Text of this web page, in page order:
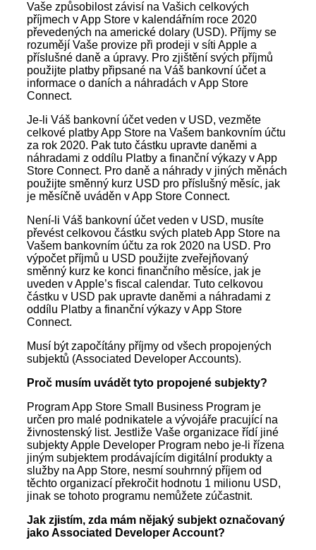
Vaše způsobilost závisí na Vašich celkových
příjmech v App Store v kalendářním roce 2020
převedených na americké dolary (USD). Příjmy se
rozumějí Vaše provize při prodeji v síti Apple a
příslušné daně a úpravy. Pro zjištění svých příjmů
použijte platby připsané na Váš bankovní účet a
informace o daních a náhradách v App Store
Connect.
Je-li Váš bankovní účet veden v USD, vezměte
celkové platby App Store na Vašem bankovním účtu
za rok 2020. Pak tuto částku upravte daněmi a
náhradami z oddílu Platby a finanční výkazy v App
Store Connect. Pro daně a náhrady v jiných měnách
použijte směnný kurz USD pro příslušný měsíc, jak
je měsíčně uváděn v App Store Connect.
Není-li Váš bankovní účet veden v USD, musíte
převést celkovou částku svých plateb App Store na
Vašem bankovním účtu za rok 2020 na USD. Pro
výpočet příjmů u USD použijte zveřejňovaný
směnný kurz ke konci finančního měsíce, jak je
uveden v Apple’s fiscal calendar. Tuto celkovou
částku v USD pak upravte daněmi a náhradami z
oddílu Platby a finanční výkazy v App Store
Connect.
Musí být započítány příjmy od všech propojených
subjektů (Associated Developer Accounts).
Proč musím uvádět tyto propojené subjekty?
Program App Store Small Business Program je
určen pro malé podnikatele a vývojáře pracující na
živnostenský list. Jestliže Vaše organizace řídí jiné
subjekty Apple Developer Program nebo je-li řízena
jiným subjektem prodávajícím digitální produkty a
služby na App Store, nesmí souhrnný příjem od
těchto organizací překročit hodnotu 1 milionu USD,
jinak se tohoto programu nemůžete zúčastnit.
Jak zjistím, zda mám nějaký subjekt označovaný
jako Associated Developer Account?